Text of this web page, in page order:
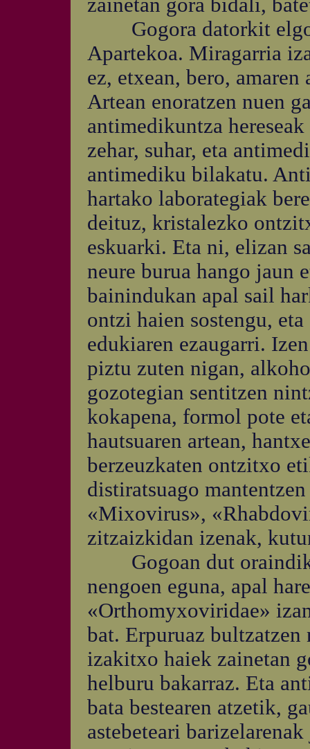
zainetan gora bidali,
Gogora datorkit
Apartekoa. Miragarria
ez, etxean, bero,
Artean enoratzen nuen
antimedikuntza
zehar, suhar, eta
antimediku bilakatu.
hartako laborategiak
deituz, kristalezko
eskuarki. Eta ni, elizan
neure burua hango jaun
bainindukan apal sail
ontzi haien sostengu,
edukiaren ezaugarri.
piztu zuten nigan,
gozotegian sentitzen
kokapena, formol pote
hautsuaren artean,
berzeuzkaten ontzitxo
distiratsuago
«Mixovirus»,
zitzaizkidan izenak,
Gogoan dut oraindik
nengoen eguna, apal
«Orthomyxoviridae»
bat. Erpuruaz bultzatzen
izakitxo haiek zainetan
helburu bakarraz. Eta
bata bestearen atzetik,
astebeteari